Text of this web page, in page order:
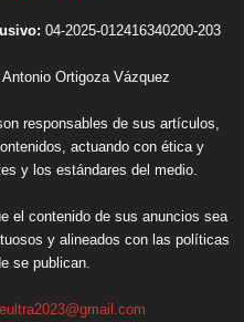
04-2025-012416340200-203
Antonio Ortigoza Vázquez
responsables de sus artículos,
actuando con ética y
y los estándares del medio.
el contenido de sus anuncios sea
y alineados con las políticas
se publican.